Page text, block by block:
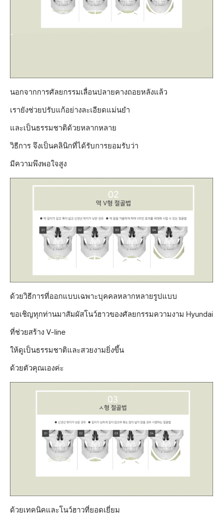
นอกจากการศัลยกรรมเลื่อนปลายคางถอยหลังแล้ว
เรายังช่วยปรับแก้อย่างละเอียดแม่นยำ
และเป็นธรรมชาติด้วยหลากหลาย
วิธีการ จึงเป็นคลินิกที่ได้รับการยอมรับว่า
มีความพึงพอใจสูง
ด้วยวิธีการที่ออกแบบเฉพาะบุคคลหลากหลายรูปแบบ
ขอเชิญทุกท่านมาสัมผัสโนว์ฮาวของศัลยกรรมความงาม Hyundai
ที่ช่วยสร้าง V-line
ให้ดูเป็นธรรมชาติและสวยงามยิ่งขึ้น
ด้วยตัวคุณเองค่ะ
ด้วยเทคนิคและโนว์ฮาวที่ยอดเยี่ยม